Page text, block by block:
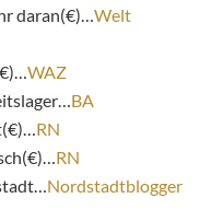
daran(€)… Welt
WAZ
BA
RN
RN
Nordstadtblogger